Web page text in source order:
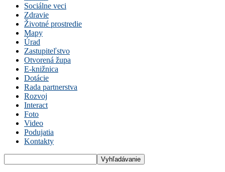
Sociálne veci
Zdravie
Životné prostredie
Mapy
Úrad
Zastupiteľstvo
Otvorená župa
E-knižnica
Dotácie
Rada partnerstva
Rozvoj
Interact
Foto
Video
Podujatia
Kontakty